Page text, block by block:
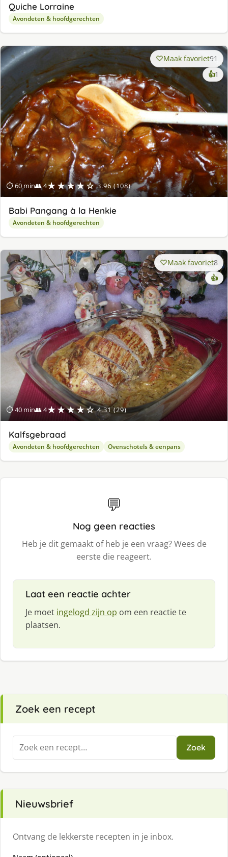
Quiche Lorraine
Avondeten & hoofdgerechten
⏱ 60 min👥 4★★★★☆ 3.96 (108)
Maak favoriet91
👍1
Babi Pangang à la Henkie
Avondeten & hoofdgerechten
⏱ 40 min👥 4★★★★☆ 4.31 (29)
Maak favoriet8
👍
Kalfsgebraad
Avondeten & hoofdgerechten Ovenschotels & eenpans
💬
Nog geen reacties
Heb je dit gemaakt of heb je een vraag? Wees de
eerste die reageert.
Laat een reactie achter
Je moet ingelogd zijn op om een reactie te
plaatsen.
Zoek een recept
Zoeken
naar:
Zoek
Nieuwsbrief
Ontvang de lekkerste recepten in je inbox.